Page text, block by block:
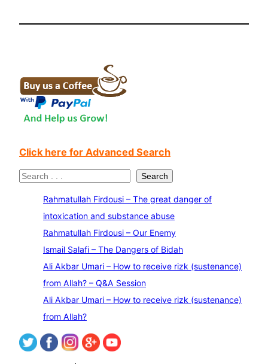
Click here for Advanced Search
S
Search
Rahmatullah Firdousi – The great danger of
intoxication and substance abuse
Rahmatullah Firdousi – Our Enemy
Ismail Salafi – The Dangers of Bidah
Ali Akbar Umari – How to receive rizk (sustenance)
from Allah? – Q&A Session
Ali Akbar Umari – How to receive rizk (sustenance)
from Allah?